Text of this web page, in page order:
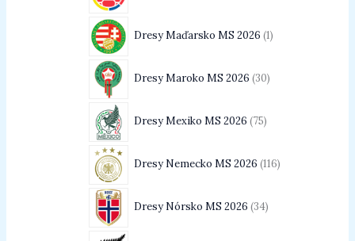
Dresy Maďarsko MS 2026 1
Dresy Maroko MS 2026 30
Dresy Mexiko MS 2026 75
Dresy Nemecko MS 2026 116
Dresy Nórsko MS 2026 34